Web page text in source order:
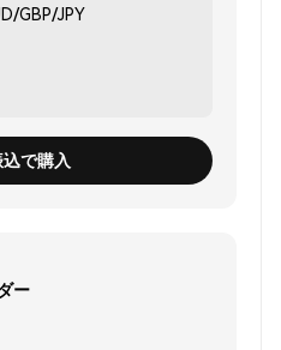
GBP/JPY
で購入
ー